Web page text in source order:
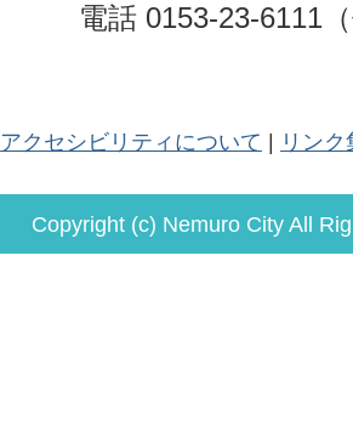
電話 0153-23-6111
アクセシビリティについて リンク
Copyright (c) Nemuro City All